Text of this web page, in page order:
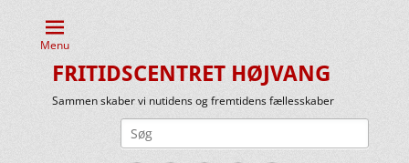
Menu
FRITIDSCENTRET HØJVANG
Sammen skaber vi nutidens og fremtidens fællesskaber